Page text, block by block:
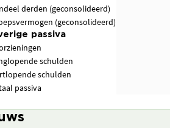
derden (geconsolideerd)
(geconsolideerd)
passiva
schulden
schulden
passiva